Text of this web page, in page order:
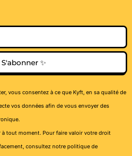
S'abonner ✨
vous consentez à ce que Kyft, en sa qualité de
vos données afin de vous envoyer des
tout moment. Pour faire valoir votre droit
consultez notre politique de